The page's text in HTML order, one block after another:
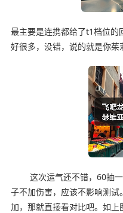
最主要是连携都给了t1档位的
好很多，没错，说的就是你茱
这次运气还不错，60抽一
子不加伤害，应该不影响测
加，那就直接看对比吧。如